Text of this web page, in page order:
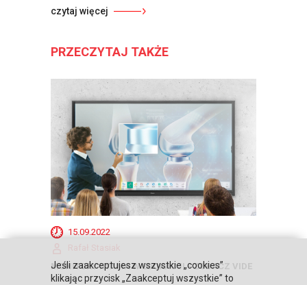
czytaj więcej
PRZECZYTAJ TAKŻE
15.09.2022
MONITORY IIYAMA W EDUKACJI - ZOBACZ VIDE
...
Jeśli zaakceptujesz wszystkie „cookies”
klikając przycisk „Zaakceptuj wszystkie” to